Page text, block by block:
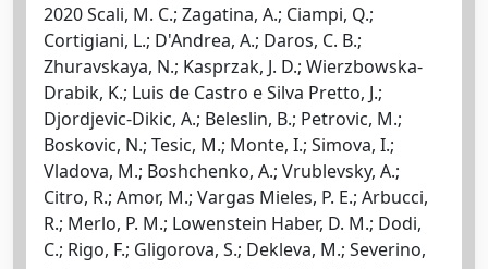
2020 Scali, M. C.; Zagatina, A.; Ciampi, Q.;
Cortigiani, L.; D'Andrea, A.; Daros, C. B.;
Zhuravskaya, N.; Kasprzak, J. D.; Wierzbowska-
Drabik, K.; Luis de Castro e Silva Pretto, J.;
Djordjevic-Dikic, A.; Beleslin, B.; Petrovic, M.;
Boskovic, N.; Tesic, M.; Monte, I.; Simova, I.;
Vladova, M.; Boshchenko, A.; Vrublevsky, A.;
Citro, R.; Amor, M.; Vargas Mieles, P. E.; Arbucci,
R.; Merlo, P. M.; Lowenstein Haber, D. M.; Dodi,
C.; Rigo, F.; Gligorova, S.; Dekleva, M.; Severino,